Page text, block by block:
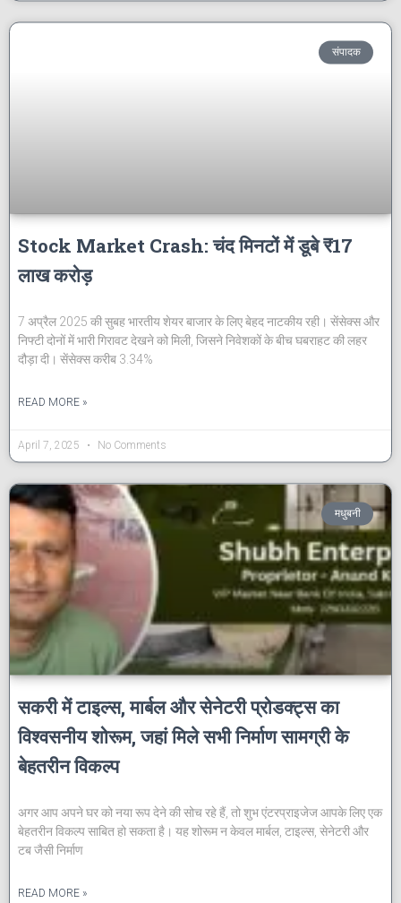
संपादक
Stock Market Crash: चंद मिनटों में डूबे ₹17
लाख करोड़
7 अप्रैल 2025 की सुबह भारतीय शेयर बाजार के लिए बेहद नाटकीय रही। सेंसेक्स और
निफ्टी दोनों में भारी गिरावट देखने को मिली, जिसने निवेशकों के बीच घबराहट की लहर
दौड़ा दी। सेंसेक्स करीब 3.34%
READ MORE »
April 7, 2025 No Comments
मधुबनी
सकरी में टाइल्स, मार्बल और सेनेटरी प्रोडक्ट्स का
विश्वसनीय शोरूम, जहां मिले सभी निर्माण सामग्री के
बेहतरीन विकल्प
अगर आप अपने घर को नया रूप देने की सोच रहे हैं, तो शुभ एंटरप्राइजेज आपके लिए एक
बेहतरीन विकल्प साबित हो सकता है। यह शोरूम न केवल मार्बल, टाइल्स, सेनेटरी और
टब जैसी निर्माण
READ MORE »